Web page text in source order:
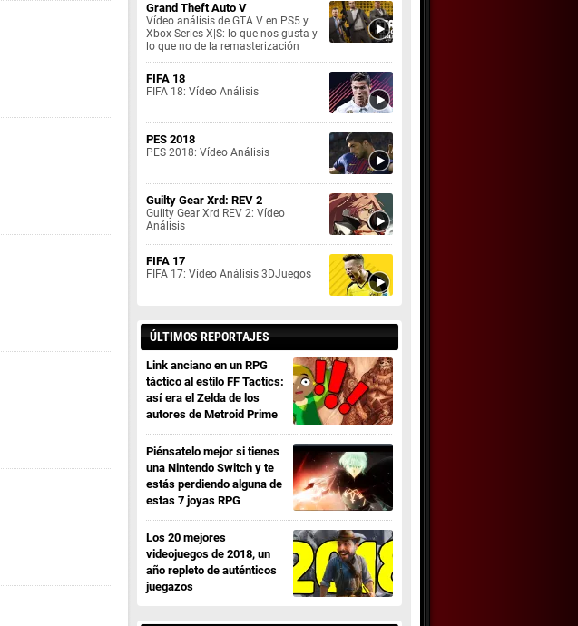
Grand Theft Auto V
Vídeo análisis de GTA V en PS5 y
Xbox Series X|S: lo que nos gusta y
lo que no de la remasterización
FIFA 18
FIFA 18: Vídeo Análisis
PES 2018
PES 2018: Vídeo Análisis
Guilty Gear Xrd: REV 2
Guilty Gear Xrd REV 2: Vídeo
Análisis
FIFA 17
FIFA 17: Vídeo Análisis 3DJuegos
ÚLTIMOS REPORTAJES
Link anciano en un RPG
táctico al estilo FF Tactics:
así era el Zelda de los
autores de Metroid Prime
Piénsatelo mejor si tienes
una Nintendo Switch y te
estás perdiendo alguna de
estas 7 joyas RPG
Los 20 mejores
videojuegos de 2018, un
año repleto de auténticos
juegazos